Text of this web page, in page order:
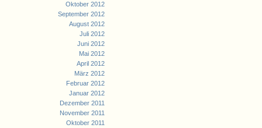
Oktober 2012
September 2012
August 2012
Juli 2012
Juni 2012
Mai 2012
April 2012
März 2012
Februar 2012
Januar 2012
Dezember 2011
November 2011
Oktober 2011